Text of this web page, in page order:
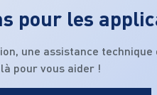
pour les
une assistance technique
pour vous aider !